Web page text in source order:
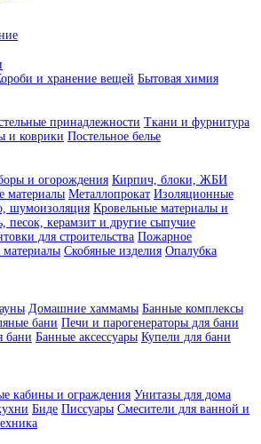
и хранение вещей Бытовая химия
принадлежности Ткани и фурнитура
и коврики Постельное белье
и огорождения Кирпич, блоки, ЖБИ
материалы Металлопрокат Изоляционные
шумоизоляция Кровельные материалы и
песок, керамзит и другие сыпучие
для строительства Пожарное
Скобяные изделия Опалубка
Домашние хаммамы Банные комплексы
бани Печи и парогенераторы для бани
бани Банные аксессуары Купели для бани
кабины и ограждения Унитазы для дома
Биде Писсуары Смесители для ванной и